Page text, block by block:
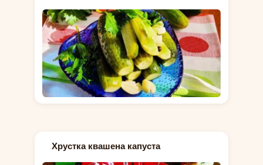
Хрустка квашена капуста